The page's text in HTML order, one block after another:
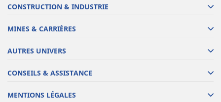
CONSTRUCTION & INDUSTRIE
MINES & CARRIÈRES
AUTRES UNIVERS
CONSEILS & ASSISTANCE
MENTIONS LÉGALES